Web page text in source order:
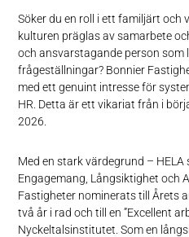
Söker du en roll i ett familjärt och
kulturen präglas av samarbete
och ansvarstagande person som
frågeställningar? Bonnier
med ett genuint intresse för
HR. Detta är ett vikariat från i
2026.
Med en stark värdegrund – HELA
Engagemang, Långsiktighet och
Fastigheter nominerats till Årets
två år i rad och till en ”Excellent
Nyckeltalsinstitutet. Som en